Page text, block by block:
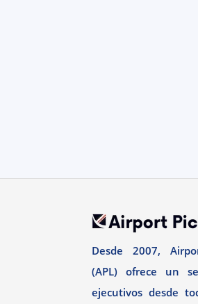
Desde 2007,
(APL) ofrece un
ejecutivos desde